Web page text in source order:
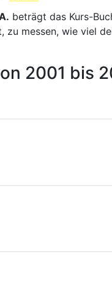
beträgt das Kurs-
messen, wie viel
2001 bis